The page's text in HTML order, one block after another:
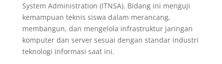
System Administration (ITNSA). Bidang ini menguji
kemampuan teknis siswa dalam merancang,
membangun, dan mengelola infrastruktur jaringan
komputer dan server sesuai dengan standar industri
teknologi informasi saat ini.